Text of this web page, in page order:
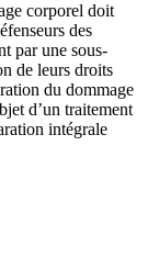
corporel doit
des
par une sous-
de leurs droits
du dommage
d’un traitement
intégrale